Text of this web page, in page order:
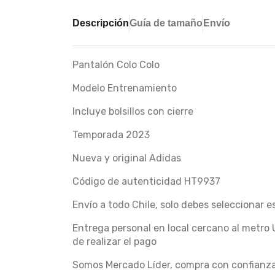
DescripciónGuía de tamaño Envío
Pantalón Colo Colo
Modelo Entrenamiento
Incluye bolsillos con cierre
Temporada 2023
Nueva y original Adidas
Código de autenticidad HT9937
Envío a todo Chile, solo debes seleccionar
Entrega personal en local cercano al
de realizar el pago
Somos Mercado Líder, compra con